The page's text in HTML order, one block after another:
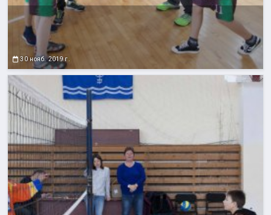
30 нояб. 2019 г.